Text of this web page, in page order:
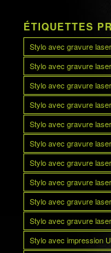
ÉTIQUETTES
Stylo avec gravure
Stylo avec gravure
Stylo avec gravure
Stylo avec gravure
Stylo avec gravure
Stylo avec gravure
Stylo avec gravure
Stylo avec gravure
Stylo avec gravure
Stylo avec gravure
Stylo avec impression